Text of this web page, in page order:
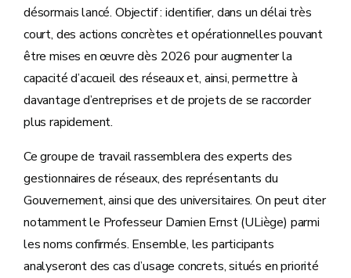
désormais lancé. Objectif : identifier, dans un délai très
court, des actions concrètes et opérationnelles pouvant
être mises en œuvre dès 2026 pour augmenter la
capacité d’accueil des réseaux et, ainsi, permettre à
davantage d’entreprises et de projets de se raccorder
plus rapidement.
Ce groupe de travail rassemblera des experts des
gestionnaires de réseaux, des représentants du
Gouvernement, ainsi que des universitaires. On peut citer
notamment le Professeur Damien Ernst (ULiège) parmi
les noms confirmés. Ensemble, les participants
analyseront des cas d’usage concrets, situés en priorité